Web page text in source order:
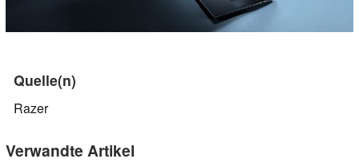
Quelle(n)
Razer
Verwandte Artikel